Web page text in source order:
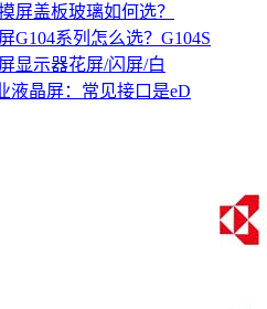
屏盖板玻璃如何选？
G104系列怎么选？G104S
显示器花屏/闪屏/白
液晶屏：常见接口是eD